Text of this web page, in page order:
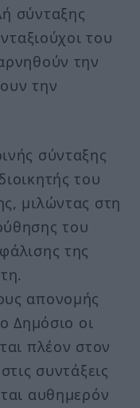
σύνταξης
του
την
την
σύνταξης
του
μιλώντας στη
του
της
απονομής
Δημόσιο οι
πλέον στον
συντάξεις
αυθημερόν